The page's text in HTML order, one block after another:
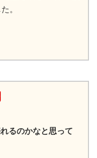
。
るのかなと思って